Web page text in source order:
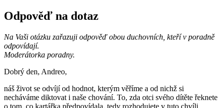
Odpověď na dotaz
Na Vaši otázku zařazuji odpověď obou duchovních, kteří v poradně
odpovídají.
Moderátorka poradny.
Dobrý den, Andreo,
náš život se odvíjí od hodnot, kterým věříme a od nichž si
necháváme diktovat i naše chování. To, zda otci svého dítěte řeknete
o tom, co kartářka předpovídala, tedy rozhodujete v tuto chvíli